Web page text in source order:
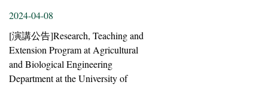
2024-04-08
[演講公告]Research, Teaching and
Extension Program at Agricultural
and Biological Engineering
Department at the University of